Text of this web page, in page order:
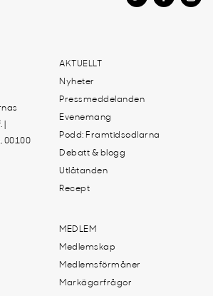
00100
AKTUELLT
Nyheter
Pressmeddelanden
Evenemang
Podd: Framtidsodlarna
Debatt & blogg
Utlåtanden
Recept
MEDLEM
Medlemskap
Medlemsförmåner
Markägarfrågor